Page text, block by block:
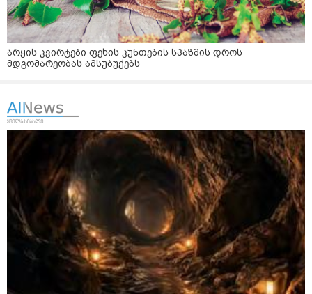
არყის კვირტები ფეხის კუნთების სპაზმის დროს
მდგომარეობას ამსუბუქებს